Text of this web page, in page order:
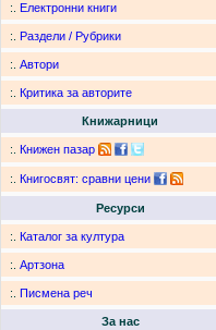
:. Електронни книги
:. Раздели / Рубрики
:. Автори
:. Критика за авторите
Книжарници
:. Книжен пазар
:. Книгосвят: сравни цени
Ресурси
:. Каталог за култура
:. Артзона
:. Писмена реч
За нас